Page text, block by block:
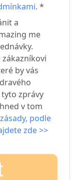
. *
a
me
by vás
zprávy
v tom
podle
zde >>